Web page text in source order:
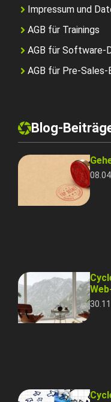
Impressum und
AGB für Trainings
AGB für Software-
AGB für Pre-Sales-
Blog-